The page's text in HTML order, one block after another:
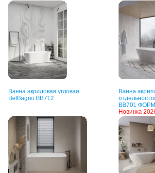
Ванна акриловая угловая
BelBagno BB712
Ванна
BB701
Новинка